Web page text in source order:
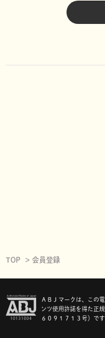
TOP 会員登録
ＡＢＪマークは、この
ンツ使用許諾を得た正
６０９１７１３号）です